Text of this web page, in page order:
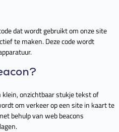
dat wordt gebruikt om onze site
te maken. Deze code wordt
klein, onzichtbaar stukje tekst of
om verkeer op een site in kaart te
behulp van web beacons